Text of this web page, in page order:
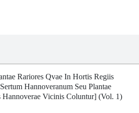
Rariores Qvae In Hortis Regiis
Hannoveranum Seu Plantae
Hannoverae Vicinis Coluntur] (Vol. 1)